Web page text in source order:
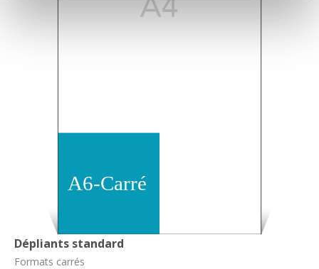
Dépliants standard
Formats carrés